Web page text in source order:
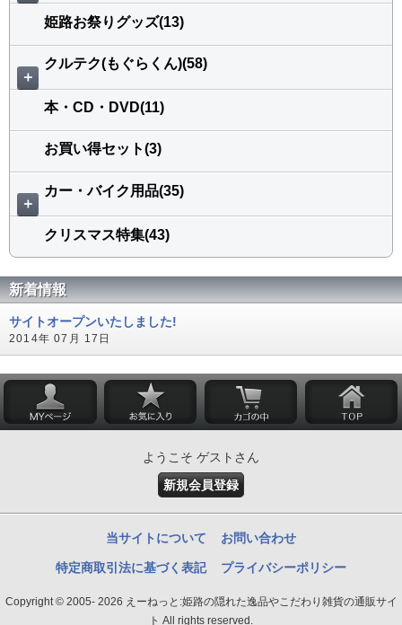
姫路お祭りグッズ(13)
＋
クルテク(もぐらくん)(58)
本・CD・DVD(11)
お買い得セット(3)
＋
カー・バイク用品(35)
クリスマス特集(43)
新着情報
サイトオープンいたしました!
2014年 07月 17日
ようこそ ゲストさん
新規会員登録
当サイトについて お問い合わせ
特定商取引法に基づく表記 プライバシーポリシー
Copyright © 2005- 2026 えーねっと:姫路の隠れた逸品やこだわり雑貨の通販サイ
ト All rights reserved.